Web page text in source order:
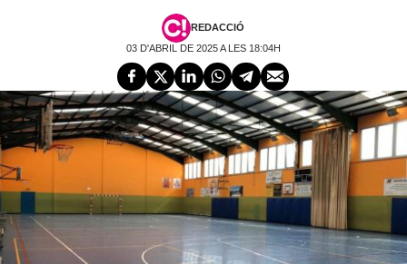
REDACCIÓ
03 D'ABRIL DE 2025 A LES 18:04H